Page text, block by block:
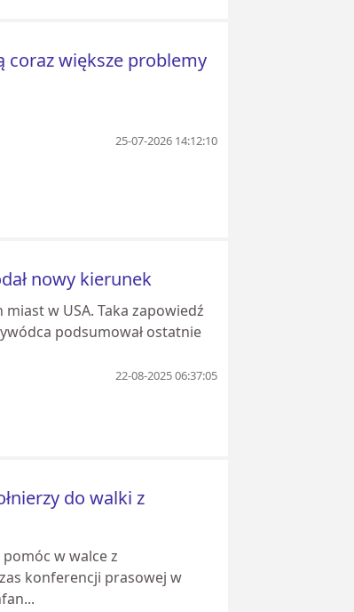
coraz większe problemy
25-07-2026 14:12:10
nowy kierunek
w USA. Taka zapowiedź
podsumował ostatnie
22-08-2025 06:37:05
do walki z
w walce z
konferencji prasowej w